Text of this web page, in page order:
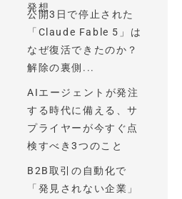
発想
公開3日で停止された
「Claude Fable 5」は
なぜ復活できたのか？
解除の裏側...
AIエージェントが発注
する時代に備える、サ
プライヤーが今すぐ点
検すべき3つのこと
B2B取引の自動化で
「発見されない企業」